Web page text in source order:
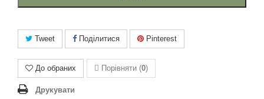
Tweet Поділитися Pinterest
До обраних Порівняти (0)
Друкувати